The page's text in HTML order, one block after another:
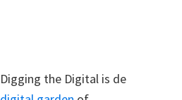
Digging the Digital is de